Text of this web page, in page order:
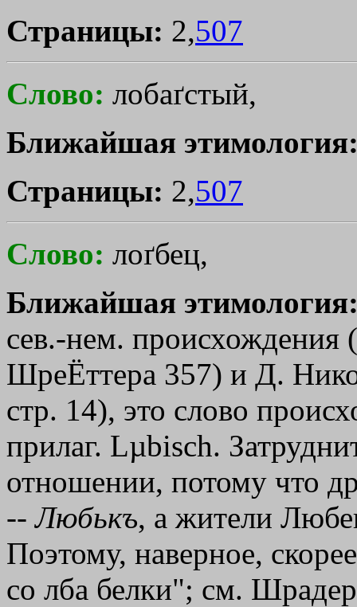
Страницы: 2,507
Слово: лобаґстый,
Ближайшая
Страницы: 2,507
Слово: лоґбец,
Ближайшая
сев.-нем.
ШреЁттера 357) и Д.
стр. 14), это слово
прилаг. Lµbisch.
отношении, потому что
--Любькъ, а жители
Поэтому, наверное,
со лба белки"; см.